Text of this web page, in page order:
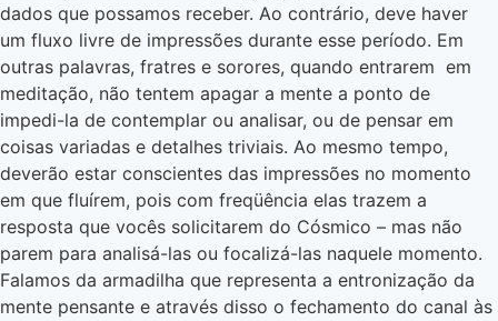
dados que possamos receber. Ao contrário, deve haver
um fluxo livre de impressões durante esse período. Em
outras palavras, fratres e sorores, quando entrarem em
meditação, não tentem apagar a mente a ponto de
impedi-la de contemplar ou analisar, ou de pensar em
coisas variadas e detalhes triviais. Ao mesmo tempo,
deverão estar conscientes das impressões no momento
em que fluírem, pois com freqüência elas trazem a
resposta que vocês solicitarem do Cósmico – mas não
parem para analisá-las ou focalizá-las naquele momento.
Falamos da armadilha que representa a entronização da
mente pensante e através disso o fechamento do canal às